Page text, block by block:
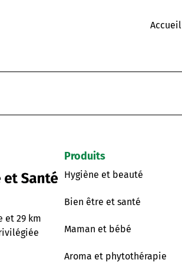
Accueil
et 29 km
Produits
Hygiène et beauté
Bien être et santé
Maman et bébé
Aroma et phytothérapie